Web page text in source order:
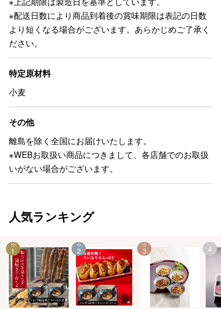
※配送日数により商品到着後の賞味期限は表記の日数
より短くなる場合がございます。あらかじめご了承く
ださい。
特定原材料
小麦
その他
離島を除く全国にお届けいたします。
※WEBお取扱い商品につきまして、各店舗でのお取扱
いがない場合がございます。
人気ランキング
1 2 3 4